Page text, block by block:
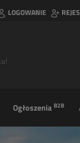
LOGOWANIE
Ogłoszenia B2B